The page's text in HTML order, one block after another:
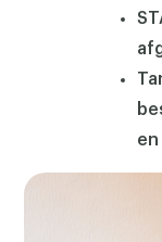
en